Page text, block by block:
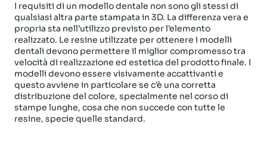
I requisiti di un modello dentale non sono gli stessi di
qualsiasi altra parte stampata in 3D. La differenza vera e
propria sta nell’utilizzo previsto per l’elemento
realizzato. Le resine utilizzate per ottenere i modelli
dentali devono permettere il miglior compromesso tra
velocità di realizzazione ed estetica del prodotto finale. I
modelli devono essere visivamente accattivanti e
questo avviene in particolare se c’è una corretta
distribuzione del colore, specialmente nel corso di
stampe lunghe, cosa che non succede con tutte le
resine, specie quelle standard.